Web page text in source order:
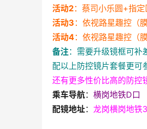
活动2：蔡司小乐圆+指
活动3 ：依视路星趣控（
活动4：依视路星趣控（
备注：需要升级镜框可补
配以上防控镜片套餐更可
还有更多性价比高的防控
乘车导航： 横岗地铁D口
配镜地址： 龙岗横岗地铁